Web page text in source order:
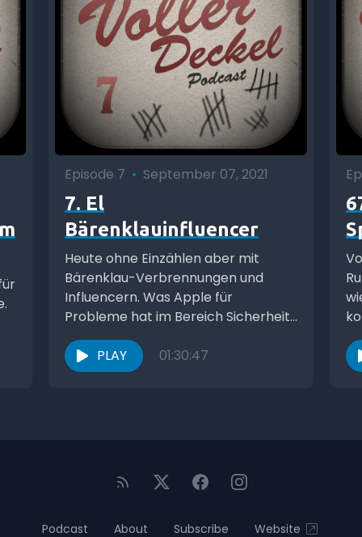
Episode 7 • September 07, 2021
7. El
Bärenklauinfluencer
Heute ohne Einzählen aber mit
Bärenklau-Verbrennungen und
Influencern. Was Apple für
Probleme hat im Bereich Sicherheit.
Wie man Android Auto Kabellos hin
bekommt und...
PLAY 01:30:47
Podcast About Subscribe Website